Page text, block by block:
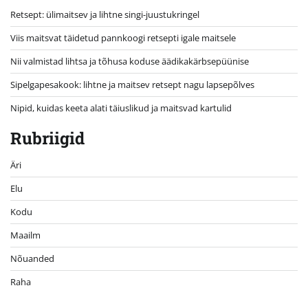
Retsept: ülimaitsev ja lihtne singi-juustukringel
Viis maitsvat täidetud pannkoogi retsepti igale maitsele
Nii valmistad lihtsa ja tõhusa koduse äädikakärbsepüünise
Sipelgapesakook: lihtne ja maitsev retsept nagu lapsepõlves
Nipid, kuidas keeta alati täiuslikud ja maitsvad kartulid
Rubriigid
Äri
Elu
Kodu
Maailm
Nõuanded
Raha